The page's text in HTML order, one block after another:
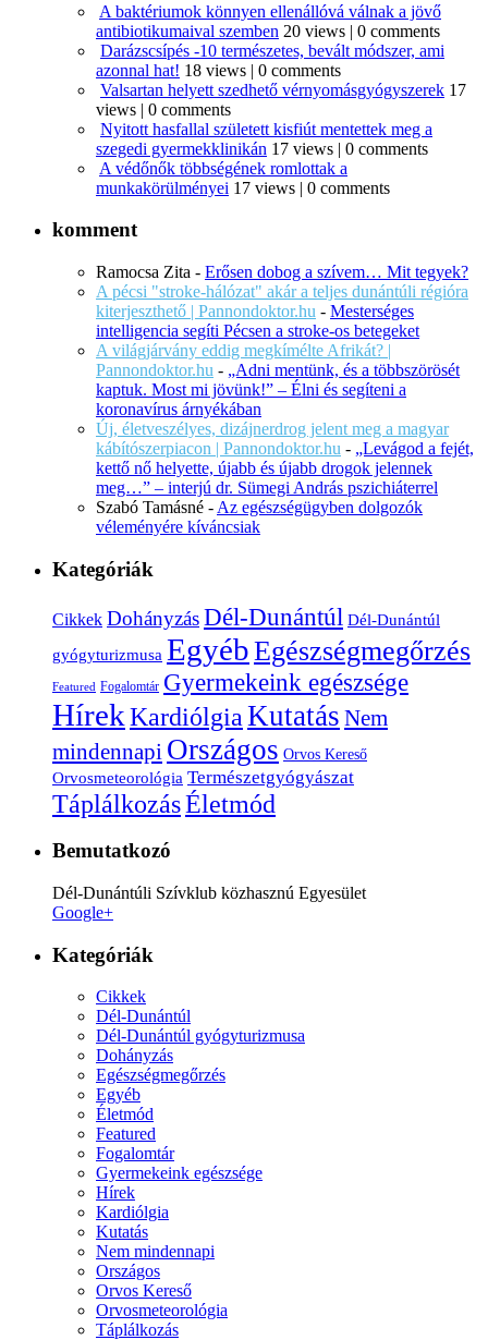
A baktériumok könnyen ellenállóvá válnak a jövő
antibiotikumaival szemben 20 views | 0 comments
Darázscsípés -10 természetes, bevált módszer, ami
azonnal hat! 18 views | 0 comments
Valsartan helyett szedhető vérnyomásgyógyszerek 17
views | 0 comments
Nyitott hasfallal született kisfiút mentettek meg a
szegedi gyermekklinikán 17 views | 0 comments
A védőnők többségének romlottak a
munkakörülményei 17 views | 0 comments
komment
Ramocsa Zita - Erősen dobog a szívem… Mit tegyek?
A pécsi "stroke-hálózat" akár a teljes dunántúli régióra
kiterjeszthető | Pannondoktor.hu - Mesterséges
intelligencia segíti Pécsen a stroke-os betegeket
A világjárvány eddig megkímélte Afrikát? |
Pannondoktor.hu - „Adni mentünk, és a többszörösét
kaptuk. Most mi jövünk!” – Élni és segíteni a
koronavírus árnyékában
Új, életveszélyes, dizájnerdrog jelent meg a magyar
kábítószerpiacon | Pannondoktor.hu - „Levágod a fejét,
kettő nő helyette, újabb és újabb drogok jelennek
meg…” – interjú dr. Sümegi András pszichiáterrel
Szabó Tamásné - Az egészségügyben dolgozók
véleményére kíváncsiak
Kategóriák
Cikkek DohányzásDél-Dunántúl Dél-Dunántúl
gyógyturizmusa EgyébEgészségmegőrzés
Featured Fogalomtár Gyermekeink egészsége
HírekKardiólgia Kutatás Nem
mindennapi Országos Orvos Kereső
Orvosmeteorológia Természetgyógyászat
TáplálkozásÉletmód
Bemutatkozó
Dél-Dunántúli Szívklub közhasznú Egyesület
Google+
Kategóriák
Cikkek
Dél-Dunántúl
Dél-Dunántúl gyógyturizmusa
Dohányzás
Egészségmegőrzés
Egyéb
Életmód
Featured
Fogalomtár
Gyermekeink egészsége
Hírek
Kardiólgia
Kutatás
Nem mindennapi
Országos
Orvos Kereső
Orvosmeteorológia
Táplálkozás